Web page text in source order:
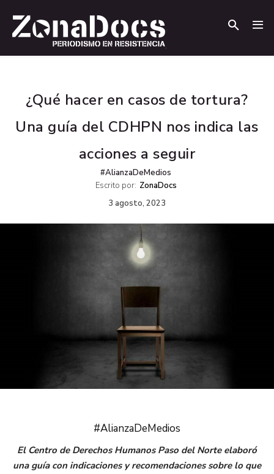
¿Qué hacer en casos de tortura?
Una guía del CDHPN nos indica las
acciones a seguir
#AlianzaDeMedios
Escrito por: ZonaDocs
3 agosto, 2023
#AlianzaDeMedios
El Centro de Derechos Humanos Paso del Norte elaboró
una guía con indicaciones y recomendaciones sobre lo que